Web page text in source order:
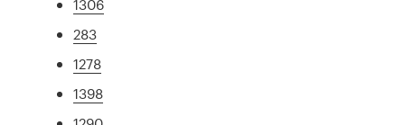
1306
283
1278
1398